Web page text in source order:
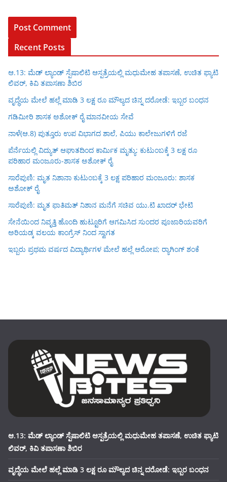
Recent Posts
ಆ.13: ಮೆಡ್ ಲ್ಯಾಂಡ್ ಸ್ಪೆಷಾಲಿಟಿ ಆಸ್ಪತ್ರೆಯಲ್ಲಿ ಮಧುಮೇಹ ತಪಾಸಣೆ, ಉಚಿತ ಫ್ಯಾಟಿ
ಲಿವರ್, ಕಿವಿ ತಪಾಸಣಾ ಶಿಬಿರ
ವೃದ್ಧೆಯ ಮೇಲೆ ಹಲ್ಲೆ ಮಾಡಿ 3 ಲಕ್ಷ ರೂ ಮೌಲ್ಯದ ಚಿನ್ನ ದರೋಡೆ: ಇಬ್ಬರ ಬಂಧನ
ಗಡಿಮೀರಿ ಶಾಸಕ ಅಶೋಕ್ ರೈ ಮಾನವೀಯ ಸೇವೆ
ನಾಳೆ(ಆ.8) ಪುತ್ತೂರು ಉಪ ವಿಭಾಗದ ಶಾಲೆ, ಪಿಯು ಕಾಲೇಜುಗಳಿಗೆ ರಜೆ
ಪೆರ್ನೆಯಲ್ಲಿ ವಿದ್ಯುತ್ ಆಘಾತದಿಂದ ಕಾರ್ಮಿಕ ಮೃತ್ಯು: ಕುಟುಂಬಕ್ಕೆ 3 ಲಕ್ಷ ರೂ
ಪರಿಹಾರ ಮಂಜೂರು-ಶಾಸಕ ಅಶೋಕ್ ರೈ
ಸಾರೆಪುಣಿ: ಮೃತ ನಿಶಾನಾ ಕುಟುಂಬಕ್ಕೆ 3 ಲಕ್ಷ ಪರಿಹಾರ ಮಂಜೂರು: ಶಾಸಕ
ಅಶೋಕ್ ರೈ
ಸಾರೆಪುಣಿ: ಮೃತ ಫಾತಿಮತ್ ನಿಶಾನ ಮನೆಗೆ ಸಚಿವ ಯು.ಟಿ ಖಾದರ್ ಭೇಟಿ
ಸೇನೆಯಿಂದ ನಿವೃತ್ತಿ ಹೊಂದಿ ಹುಟ್ಟೂರಿಗೆ ಆಗಮಿಸಿದ ಸುಂದರ ಪೂಜಾರಿಯವರಿಗೆ
ಅರಿಯಡ್ಕ ವಲಯ ಕಾಂಗ್ರೆಸ್ ನಿಂದ ಸ್ವಾಗತ
ಇಬ್ಬರು ಪ್ರಥಮ ವರ್ಷದ ವಿದ್ಯಾರ್ಥಿಗಳ ಮೇಲೆ ಹಲ್ಲೆ ಆರೋಪ; ರ‍್ಯಾಗಿಂಗ್ ಶಂಕೆ
ಆ.13: ಮೆಡ್ ಲ್ಯಾಂಡ್ ಸ್ಪೆಷಾಲಿಟಿ ಆಸ್ಪತ್ರೆಯಲ್ಲಿ ಮಧುಮೇಹ ತಪಾಸಣೆ, ಉಚಿತ ಫ್ಯಾಟಿ
ಲಿವರ್, ಕಿವಿ ತಪಾಸಣಾ ಶಿಬಿರ
ವೃದ್ಧೆಯ ಮೇಲೆ ಹಲ್ಲೆ ಮಾಡಿ 3 ಲಕ್ಷ ರೂ ಮೌಲ್ಯದ ಚಿನ್ನ ದರೋಡೆ: ಇಬ್ಬರ ಬಂಧನ